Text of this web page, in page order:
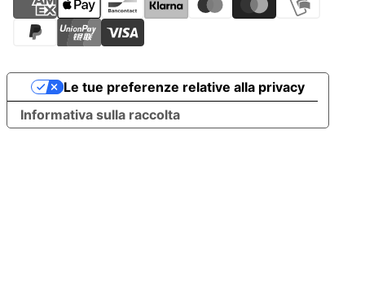
Informativa sulla raccolta
Le tue preferenze relative alla privacy